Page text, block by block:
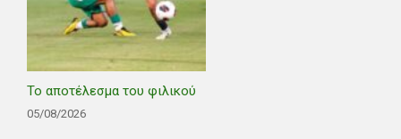
Το αποτέλεσμα του φιλικού
05/08/2026